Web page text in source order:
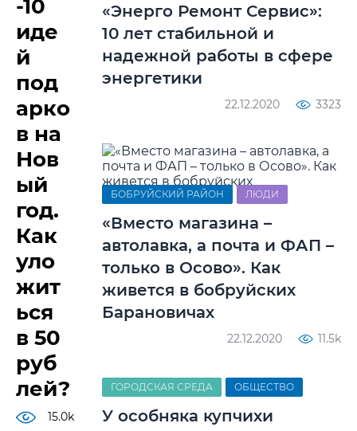
-10
иде
й
под
арко
в на
Нов
ый
год.
Как
уло
жит
ься
в 50
руб
лей?
15.0k
«Энерго Ремонт Сервис»:
10 лет стабильной и
надежной работы в сфере
энергетики
22.12.2020 3323
БОБРУЙСКИЙ РАЙОН ЛЮДИ
«Вместо магазина –
автолавка, а почта и ФАП –
только в Осово». Как
живется в бобруйских
Барановичах
22.12.2020 11.5k
ГОРОДСКАЯ СРЕДА ОБЩЕСТВО
У особняка купчихи